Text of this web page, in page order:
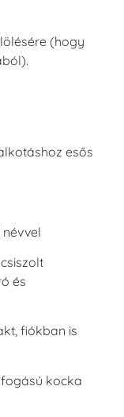
(hogy
esős
és
fiókban is
kocka